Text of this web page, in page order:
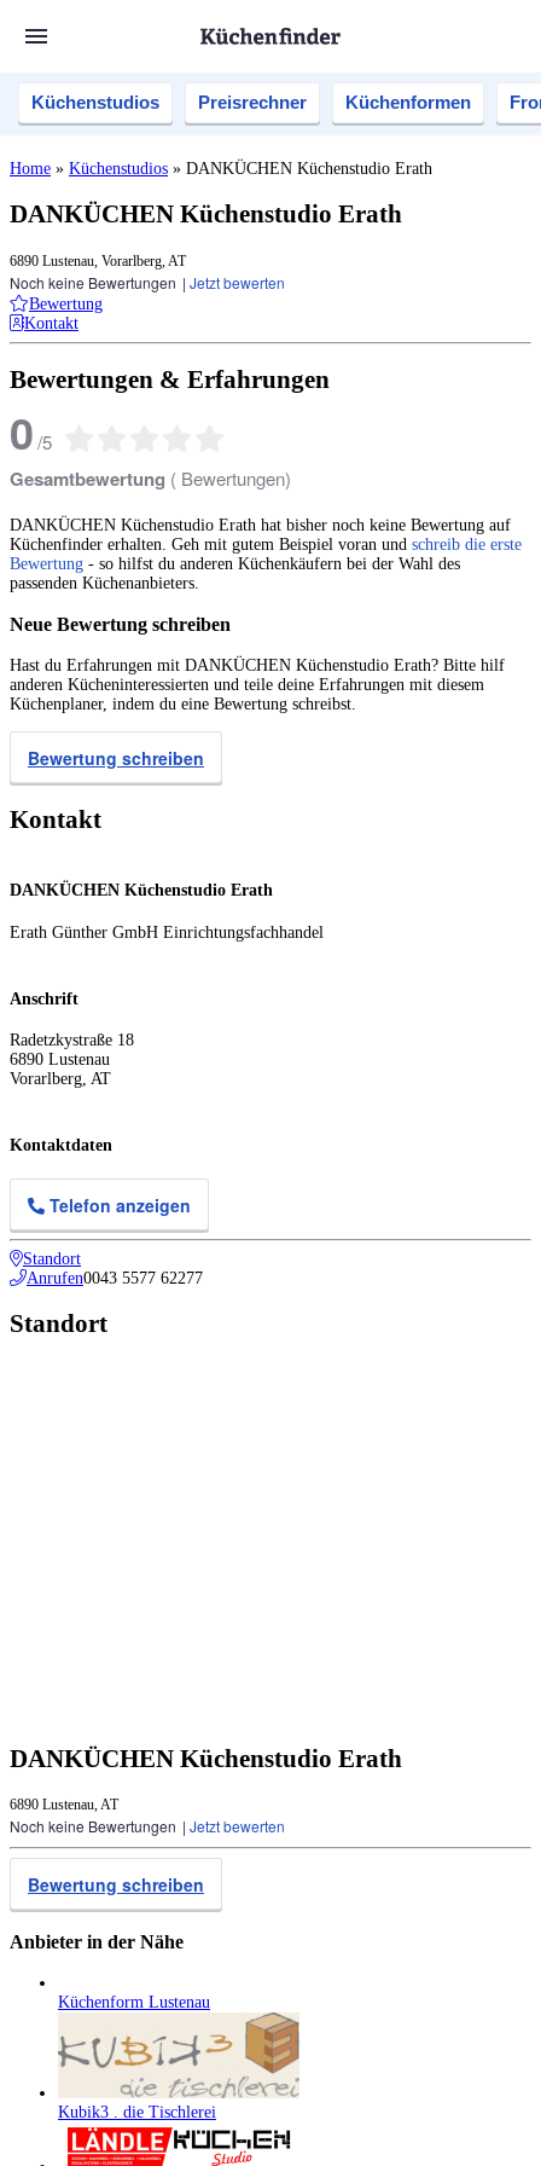
Küchenstudios Preisrechner Küchenformen
Home » Küchenstudios » DANKÜCHEN Küchenstudio Erath
DANKÜCHEN Küchenstudio Erath
6890 Lustenau, Vorarlberg, AT
Noch keine Bewertungen | Jetzt bewerten
Bewertung
Kontakt
Bewertungen & Erfahrungen
0/5
Gesamtbewertung ( Bewertungen)
DANKÜCHEN Küchenstudio Erath hat bisher noch keine Bewertung auf
Küchenfinder erhalten. Geh mit gutem Beispiel voran und schreib die erste
Bewertung - so hilfst du anderen Küchenkäufern bei der Wahl des
passenden Küchenanbieters.
Neue Bewertung schreiben
Hast du Erfahrungen mit DANKÜCHEN Küchenstudio Erath? Bitte hilf
anderen Kücheninteressierten und teile deine Erfahrungen mit diesem
Küchenplaner, indem du eine Bewertung schreibst.
Bewertung schreiben
Kontakt
DANKÜCHEN Küchenstudio Erath
Erath Günther GmbH Einrichtungsfachhandel
Anschrift
Radetzkystraße 18
6890 Lustenau
Vorarlberg, AT
Kontaktdaten
Telefon anzeigen
Standort
Anrufen0043 5577 62277
Standort
DANKÜCHEN Küchenstudio Erath
6890 Lustenau, AT
Noch keine Bewertungen | Jetzt bewerten
Bewertung schreiben
Anbieter in der Nähe
Küchenform Lustenau
Kubik3 . die Tischlerei